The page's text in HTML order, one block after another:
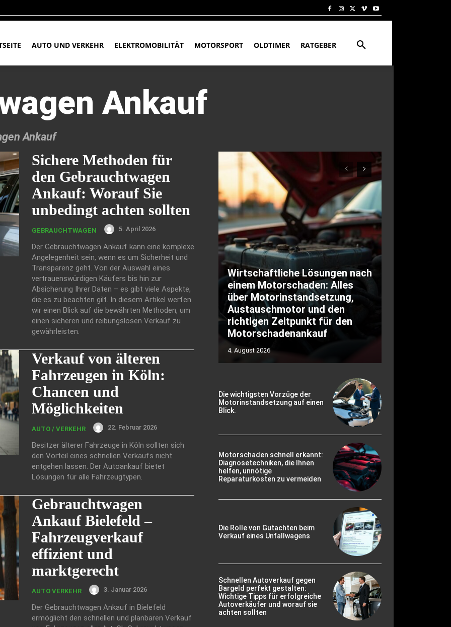
AUTO UND VERKEHR ELEKTROMOBILITÄT MOTORSPORT OLDTIMER RATGEBER
Ankauf
Ankauf
Sichere Methoden für
den Gebrauchtwagen
Ankauf: Worauf Sie
unbedingt achten sollten
GEBRAUCHTWAGEN 5. April 2026
Der Gebrauchtwagen Ankauf kann eine komplexe
Angelegenheit sein, wenn es um Sicherheit und
Transparenz geht. Von der Auswahl eines
vertrauenswürdigen Käufers bis hin zur
Absicherung Ihrer Daten – es gibt viele Aspekte,
die es zu beachten gilt. In diesem Artikel werfen
wir einen Blick auf die bewährten Methoden, um
einen sicheren und reibungslosen Verkauf zu
gewährleisten.
Verkauf von älteren
Fahrzeugen in Köln:
Chancen und
Möglichkeiten
AUTO / VERKEHR 22. Februar 2026
Besitzer älterer Fahrzeuge in Köln sollten sich
den Vorteil eines schnellen Verkaufs nicht
entgehen lassen. Der Autoankauf bietet
Lösungen für alle Fahrzeugtypen.
Gebrauchtwagen
Ankauf Bielefeld –
Fahrzeugverkauf
effizient und
marktgerecht
AUTO VERKEHR 3. Januar 2026
Der Gebrauchtwagen Ankauf in Bielefeld
ermöglicht den schnellen und planbaren Verkauf
Wirtschaftliche Lösungen nach
einem Motorschaden: Alles
über Motorinstandsetzung,
Austauschmotor und den
richtigen Zeitpunkt für den
Motorschadenankauf
4. August 2026
Die wichtigsten Vorzüge der
Motorinstandsetzung auf einen
Blick.
Motorschaden schnell erkannt:
Diagnosetechniken, die Ihnen
helfen, unnötige
Reparaturkosten zu vermeiden
Die Rolle von Gutachten beim
Verkauf eines Unfallwagens
Schnellen Autoverkauf gegen
Bargeld perfekt gestalten:
Wichtige Tipps für erfolgreiche
Autoverkäufer und worauf sie
achten sollten